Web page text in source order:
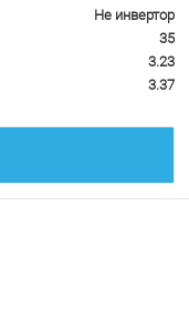
Не инвертор
35
3.23
3.37